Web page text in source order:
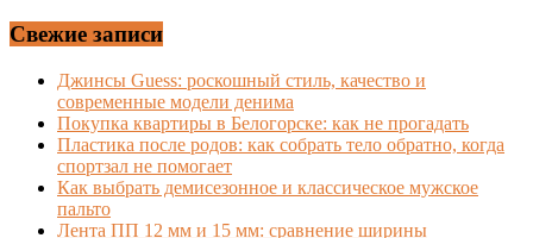
Свежие записи
Джинсы Guess: роскошный стиль, качество и
современные модели денима
Покупка квартиры в Белогорске: как не прогадать
Пластика после родов: как собрать тело обратно, когда
спортзал не помогает
Как выбрать демисезонное и классическое мужское
пальто
Лента ПП 12 мм и 15 мм: сравнение ширины